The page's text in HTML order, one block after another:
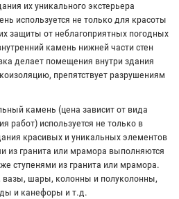
их уникального экстерьера
используется не только для красоты
защиты от неблагоприятных погодных
камень нижней части стен
делает помещения внутри здания
препятствует разрушениям
камень (цена зависит от вида
работ) используется не только в
красивых и уникальных элементов
из гранита или мрамора выполняются
ступенями из гранита или мрамора.
шары, колонны и полуколонны,
и канефоры и т.д.